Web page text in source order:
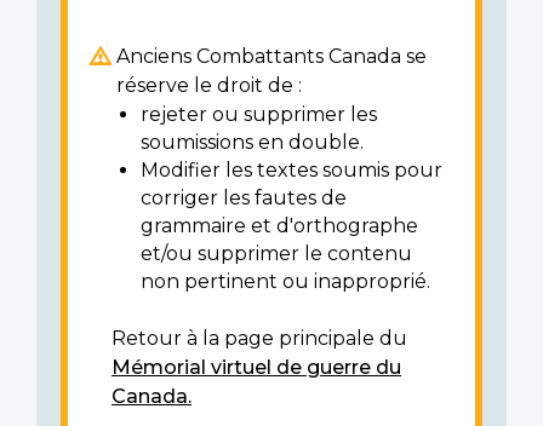
Anciens Combattants Canada se
réserve le droit de :
rejeter ou supprimer les
soumissions en double.
Modifier les textes soumis pour
corriger les fautes de
grammaire et d'orthographe
et/ou supprimer le contenu
non pertinent ou inapproprié.
Retour à la page principale du
Mémorial virtuel de guerre du
Canada.